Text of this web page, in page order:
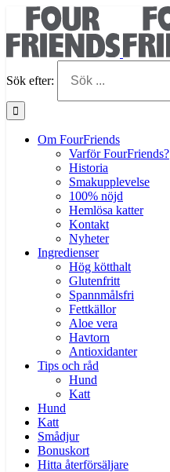
Sök efter:
Om FourFriends
Varför FourFriends?
Historia
Smakupplevelse
100% nöjd
Hemlösa katter
Kontakt
Nyheter
Ingredienser
Hög kötthalt
Glutenfritt
Spannmålsfri
Fettkällor
Aloe vera
Havtorn
Antioxidanter
Tips och råd
Hund
Katt
Hund
Katt
Smådjur
Bonuskort
Hitta återförsäljare